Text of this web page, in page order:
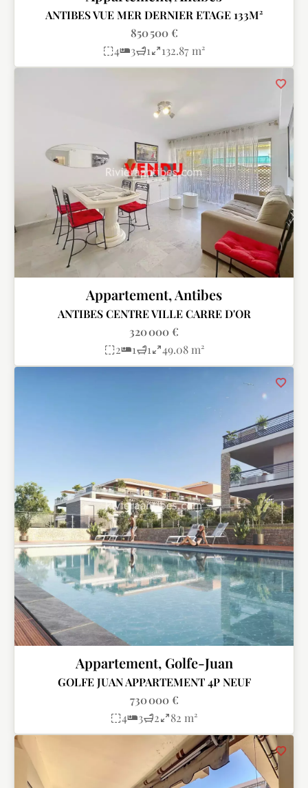
ANTIBES VUE MER DERNIER ETAGE 133M²
850 500 €
4
3 1 132.87 m²
Appartement, Antibes
ANTIBES CENTRE VILLE CARRE D'OR
320 000 €
2
1 1 49.08 m²
Appartement, Golfe-Juan
GOLFE JUAN APPARTEMENT 4P NEUF
730 000 €
4
3 2 82 m²